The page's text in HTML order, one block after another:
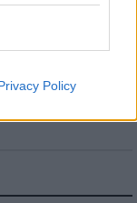
Policy
teljesen új
építése